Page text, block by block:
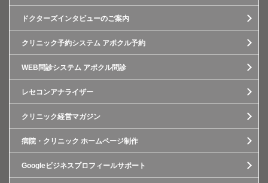
ドクターズインタビューのご案内
クリニック予約システム アポクル予約
WEB問診システム アポクル問診
レセコンアナライザー
クリニック経営マガジン
病院・クリニック ホームページ制作
Googleビジネスプロフィールサポート